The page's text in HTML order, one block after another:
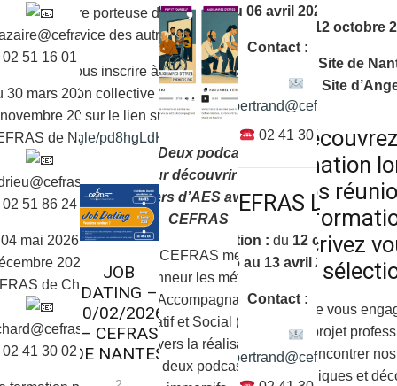
au 06 avril 2027
Contact :
l.bertrand@cefras.com
02 41 30 93 89
CEFRAS Laval
Formation : du 12 octobre
2026 au 13 avril 2027
Contact :
l.bertrand@cefras.com
12 octobre
Site de
Site
formation
nos
inscrivez
nos
Avant de vous
votre projet
venez rencontrer
pédagogiques et
une carrière porteuse de sens, au
service des autres.
Pour vous inscrire à la réunion
d’information collective du 07 avril,
cliquez sur le lien suivant :
forms.gle/pd8hgLdKR4sCagc38
51 16 01 39
30 mars 2026 au
2026
de Nantes
51 86 24 13
mai 2026 au 04
2026
de Chemillé
41 30 02 40
Deux podcasts
pour découvrir les
métiers d’AES avec le
CEFRAS
Le CEFRAS met à
l’honneur les métiers
d’Accompagnant
Éducatif et Social (AES)
à travers la réalisation
de deux podcasts
JOB
DATING –
10/02/2026
– CEFRAS
DE NANTES